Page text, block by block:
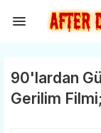
90'lardan
Gerilim Filmi;